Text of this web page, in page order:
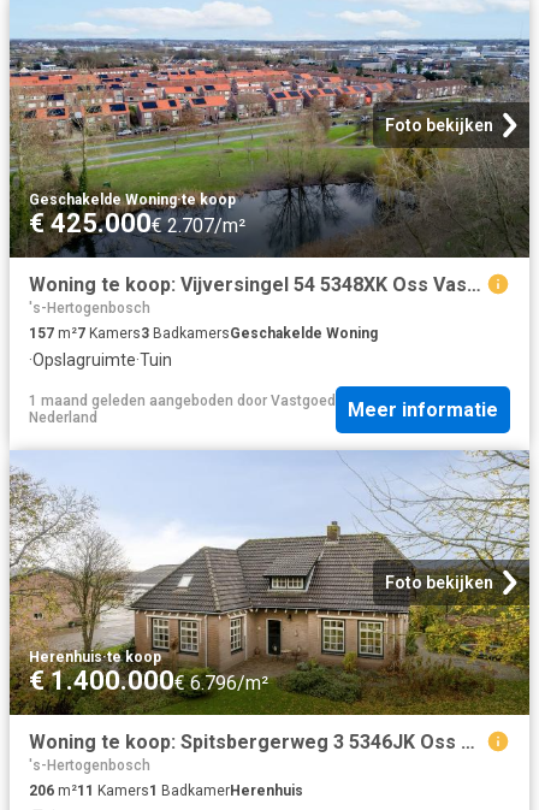
Foto bekijken
Geschakelde Woning·te koop
€ 425.000€ 2.707/m²
Woning te koop: Vijversingel 54 5348XK Oss Vastgoed Nederland
's-Hertogenbosch
157 m²7 Kamers3 BadkamersGeschakelde Woning
·Opslagruimte·Tuin
1 maand geleden aangeboden door Vastgoed
Nederland
Meer informatie
Foto bekijken
Herenhuis·te koop
€ 1.400.000€ 6.796/m²
Woning te koop: Spitsbergerweg 3 5346JK Oss Vastgoed Nederland
's-Hertogenbosch
206 m²11 Kamers1 BadkamerHerenhuis